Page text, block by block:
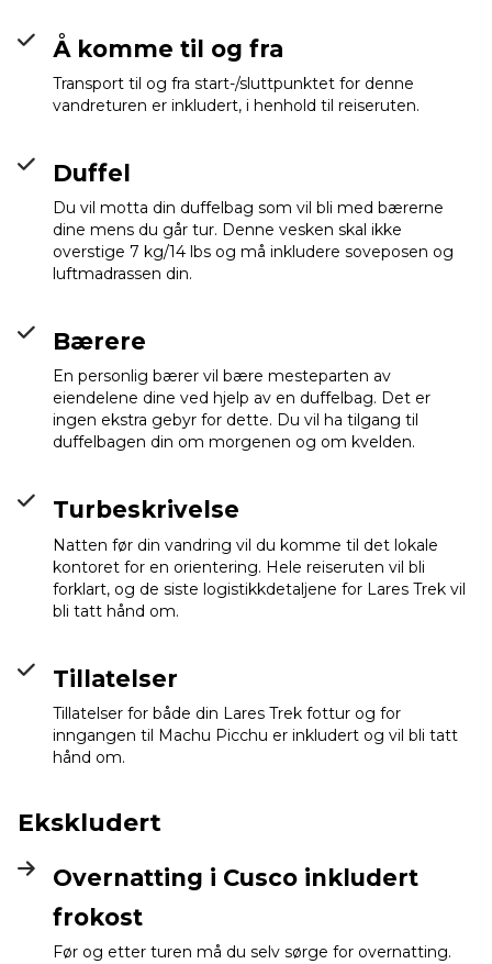
Å komme til og fra
Transport til og fra start-/sluttpunktet for denne
vandreturen er inkludert, i henhold til reiseruten.
Duffel
Du vil motta din duffelbag som vil bli med bærerne
dine mens du går tur. Denne vesken skal ikke
overstige 7 kg/14 lbs og må inkludere soveposen og
luftmadrassen din.
Bærere
En personlig bærer vil bære mesteparten av
eiendelene dine ved hjelp av en duffelbag. Det er
ingen ekstra gebyr for dette. Du vil ha tilgang til
duffelbagen din om morgenen og om kvelden.
Turbeskrivelse
Natten før din vandring vil du komme til det lokale
kontoret for en orientering. Hele reiseruten vil bli
forklart, og de siste logistikkdetaljene for Lares Trek vil
bli tatt hånd om.
Tillatelser
Tillatelser for både din Lares Trek fottur og for
inngangen til Machu Picchu er inkludert og vil bli tatt
hånd om.
Ekskludert
Overnatting i Cusco inkludert
frokost
Før og etter turen må du selv sørge for overnatting.